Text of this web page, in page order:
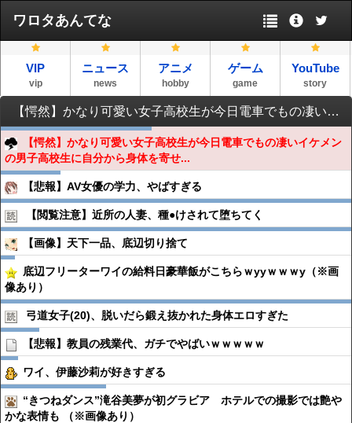
ワロタあんてな
VIP
vip
ニュース
news
アニメ
hobby
ゲーム
game
YouTube
story
【愕然】かなり可愛い女子高校生が今日電車でもの凄いイケメンの男子高校生に自分から身体を寄せた結果……
【愕然】かなり可愛い女子高校生が今日電車でもの凄いイケメン
の男子高校生に自分から身体を寄せ...
【悲報】AV女優の学力、やばすぎる
【閲覧注意】近所の人妻、種●︎けされて堕ちてく
【画像】天下一品、底辺切り捨て
底辺フリーターワイの給料日豪華飯がこちらｗyyｗｗｗy（※画
像あり）
弓道女子(20)、脱いだら鍛え抜かれた身体エロすぎた
【悲報】教員の残業代、ガチでやばいｗｗｗｗｗ
ワイ、伊藤沙莉が好きすぎる
“きつねダンス”滝谷美夢が初グラビア ホテルでの撮影では艶や
かな表情も （※画像あり）